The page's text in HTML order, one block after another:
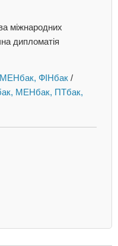
міжнародних
дипломатія
, ФІНбак /
, МЕНбак, ПТбак,